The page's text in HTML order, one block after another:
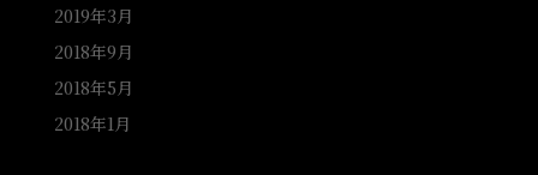
2019年3月
2018年9月
2018年5月
2018年1月